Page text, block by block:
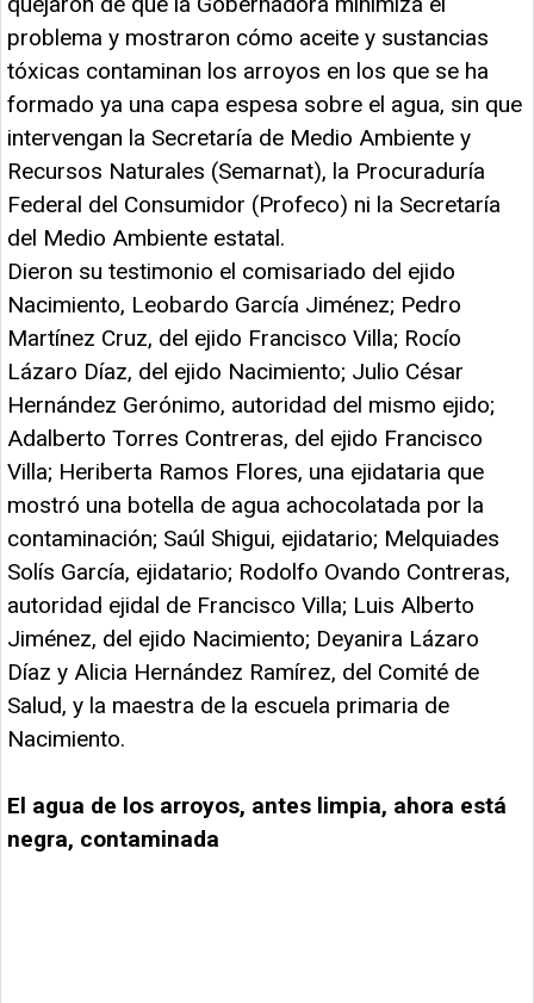
problema y mostraron cómo aceite y sustancias
tóxicas contaminan los arroyos en los que se ha
formado ya una capa espesa sobre el agua, sin que
intervengan la Secretaría de Medio Ambiente y
Recursos Naturales (Semarnat), la Procuraduría
Federal del Consumidor (Profeco) ni la Secretaría
del Medio Ambiente estatal.
Dieron su testimonio el comisariado del ejido
Nacimiento, Leobardo García Jiménez; Pedro
Martínez Cruz, del ejido Francisco Villa; Rocío
Lázaro Díaz, del ejido Nacimiento; Julio César
Hernández Gerónimo, autoridad del mismo ejido;
Adalberto Torres Contreras, del ejido Francisco
Villa; Heriberta Ramos Flores, una ejidataria que
mostró una botella de agua achocolatada por la
contaminación; Saúl Shigui, ejidatario; Melquiades
Solís García, ejidatario; Rodolfo Ovando Contreras,
autoridad ejidal de Francisco Villa; Luis Alberto
Jiménez, del ejido Nacimiento; Deyanira Lázaro
Díaz y Alicia Hernández Ramírez, del Comité de
Salud, y la maestra de la escuela primaria de
Nacimiento.
El agua de los arroyos, antes limpia, ahora está
negra, contaminada